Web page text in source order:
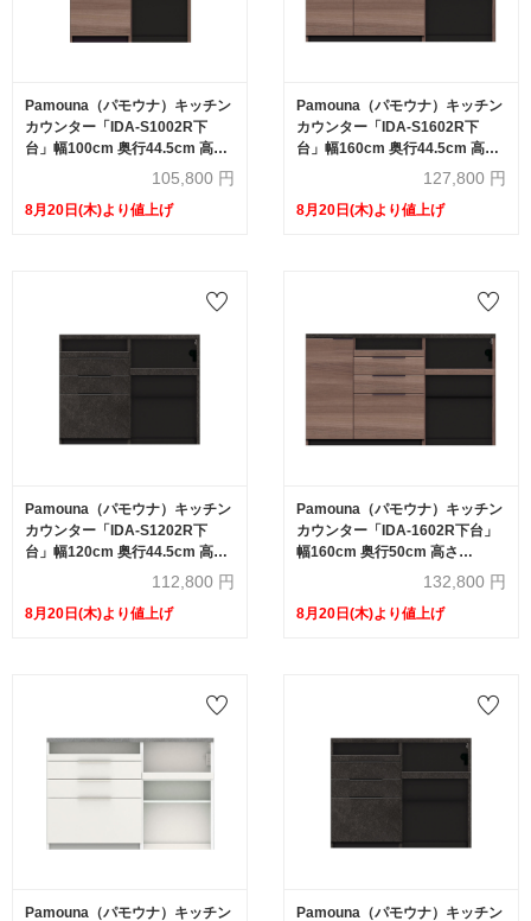
Pamouna（パモウナ）キッチン
カウンター「IDA-S1002R下
台」幅100cm 奥行44.5cm 高さ
93.8cm ハイカウンター 家電収
納下オープンタイプ 全3色
105,800 円
8月20日(木)より値上げ
Pamouna（パモウナ）キッチン
カウンター「IDA-S1602R下
台」幅160cm 奥行44.5cm 高さ
93.8cm ハイカウンター 家電収
納下オープンタイプ 全3色
127,800 円
8月20日(木)より値上げ
Pamouna（パモウナ）キッチン
カウンター「IDA-S1202R下
台」幅120cm 奥行44.5cm 高さ
93.8cm ハイカウンター 家電収
納下オープンタイプ 全3色
112,800 円
8月20日(木)より値上げ
Pamouna（パモウナ）キッチン
カウンター「IDA-1602R下台」
幅160cm 奥行50cm 高さ
93.8cm ハイカウンター 家電収
納下オープンタイプ 全3色
132,800 円
8月20日(木)より値上げ
Pamouna（パモウナ）キッチン Pamouna（パモウナ）キッチン